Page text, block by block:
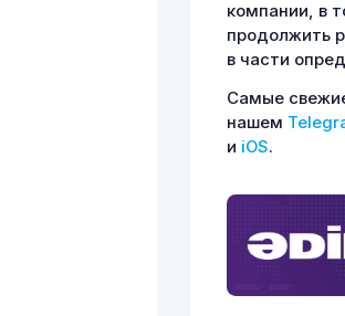
компании, в
продолжить
в части
Самые
нашем
и iOS.